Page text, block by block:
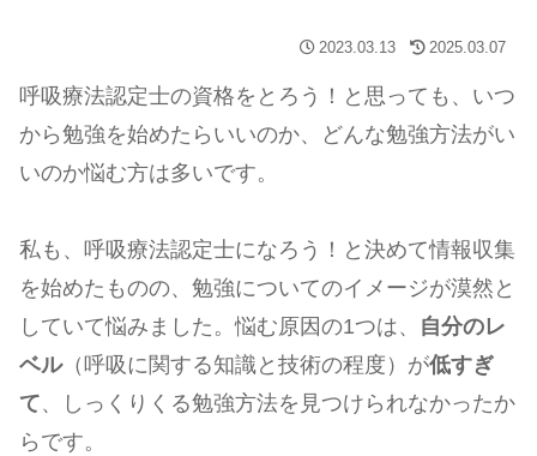
2023.03.13 2025.03.07
呼吸療法認定士の資格をとろう！と思っても、いつ
から勉強を始めたらいいのか、どんな勉強方法がい
いのか悩む方は多いです。
私も、呼吸療法認定士になろう！と決めて情報収集
を始めたものの、勉強についてのイメージが漠然と
していて悩みました。悩む原因の1つは、 自分のレ
ベル（呼吸に関する知識と技術の程度）が低すぎ
て、しっくりくる勉強方法を見つけられなかったか
らです。